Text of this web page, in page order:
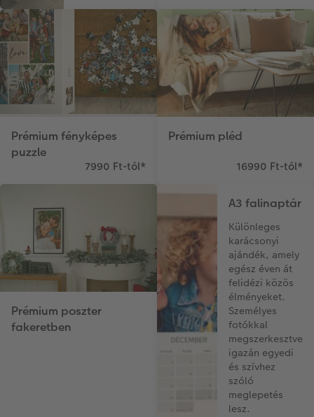
CEWE myPhotos
Prémium fényképes
puzzle
7990 Ft-tól*
Prémium pléd
16990 Ft-tól*
Prémium poszter
fakeretben
A3 falinaptár
Különleges
karácsonyi
ajándék, amely
egész éven át
felidézi közös
élményeket.
Személyes
fotókkal
megszerkesztve
igazán egyedi
és szívhez
szóló
meglepetés
lesz.